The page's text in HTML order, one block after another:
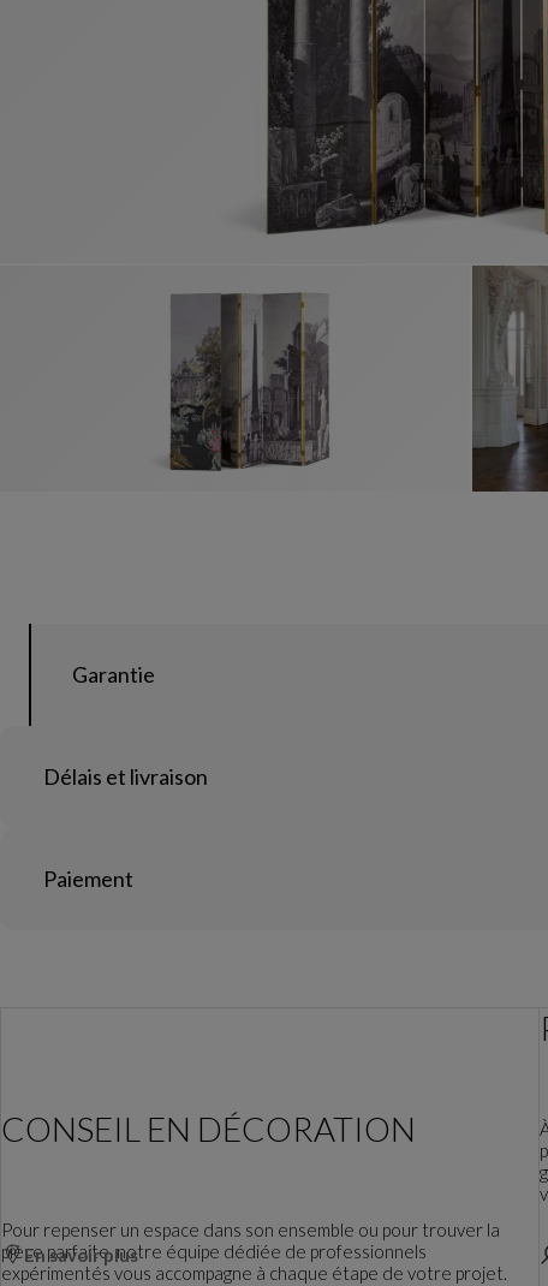
Garantie
Délais et livraison
Paiement
CONSEIL EN DÉCORATION
Pour repenser un espace dans son ensemble ou pour trouver la
pièce parfaite, notre équipe dédiée de professionnels
expérimentés vous accompagne à chaque étape de votre projet.
En savoir plus